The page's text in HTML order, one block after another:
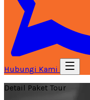
Hubungi Kami
Detail Paket Tour